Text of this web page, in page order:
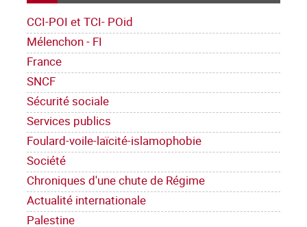
CCI-POI et TCI- POid
Mélenchon - FI
France
SNCF
Sécurité sociale
Services publics
Foulard-voile-laïcité-islamophobie
Société
Chroniques d'une chute de Régime
Actualité internationale
Palestine